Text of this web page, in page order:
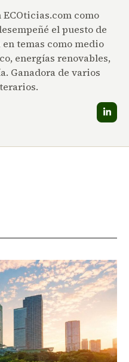
como
el puesto de
temas como medio
energías renovables,
Ganadora de varios